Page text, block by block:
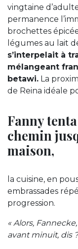
vingtaine
permanence
brochettes
légumes au lait
s’interpelait à
mélangeant
betawi. La
de Reina idéale
Fanny
chemin
maison,
la cuisine, en
embrassades
progression.
« Alors,
avant minuit, dis